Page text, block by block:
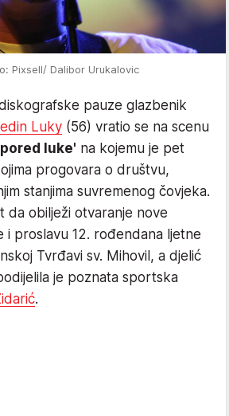
Pixsell/ Dalibor Urukalovic
pauze glazbenik
Luky (56) vratio se na scenu
luke' na kojemu je pet
progovara o društvu,
stanjima suvremenog čovjeka.
da obilježi otvaranje nove
i proslavu 12. rođendana ljetne
Tvrđavi sv. Mihovil, a djelić
je poznata sportska
.